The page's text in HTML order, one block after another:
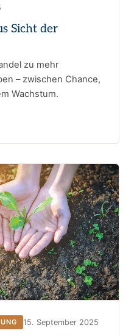
Sicht der
zu mehr
– zwischen Chance,
Wachstum.
15. September 2025